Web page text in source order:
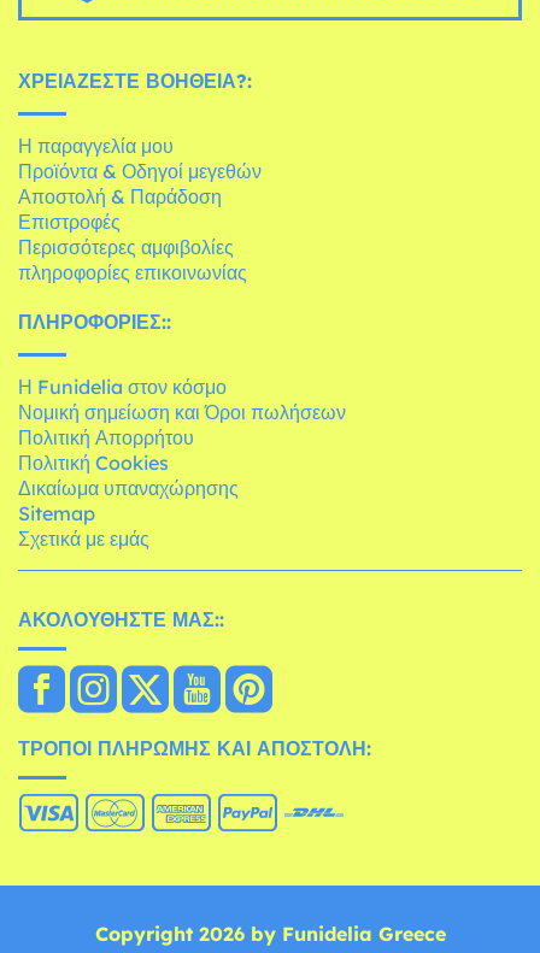
ΧΡΕΙΆΖΕΣΤΕ ΒΟΉΘΕΙΑ?:
Η παραγγελία μου
Προϊόντα & Οδηγοί μεγεθών
Αποστολή & Παράδοση
Επιστροφές
Περισσότερες αμφιβολίες
πληροφορίες επικοινωνίας
ΠΛΗΡΟΦΟΡΊΕΣ::
Η Funidelia στον κόσμο
Νομική σημείωση και Όροι πωλήσεων
Πολιτική Απορρήτου
Πολιτική Cookies
Δικαίωμα υπαναχώρησης
Sitemap
Σχετικά με εμάς
ΑΚΟΛΟΥΘΉΣΤΕ ΜΑΣ::
ΤΡΌΠΟΙ ΠΛΗΡΩΜΉΣ ΚΑΙ ΑΠΟΣΤΟΛΉ:
Copyright 2026 by Funidelia Greece